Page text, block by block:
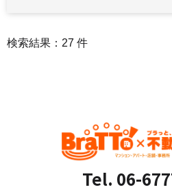
敷
1ヶ月 礼
11階 2LDK
検索結果：27 件
Tel. 06-